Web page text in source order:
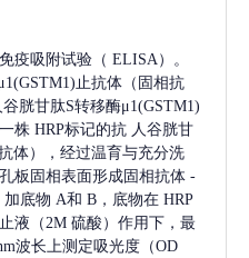
疫吸附试验（ ELISA）。
止抗体（固相抗
谷胱甘肽S转移酶μ1(GSTM1)
株 HRP标记的抗 人谷胱甘
抗体），经过温育与充分洗
板固相表面形成固相抗体 -
底物 A和 B，底物在 HRP
液（2M 硫酸）作用下，最
波长上测定吸光度（OD